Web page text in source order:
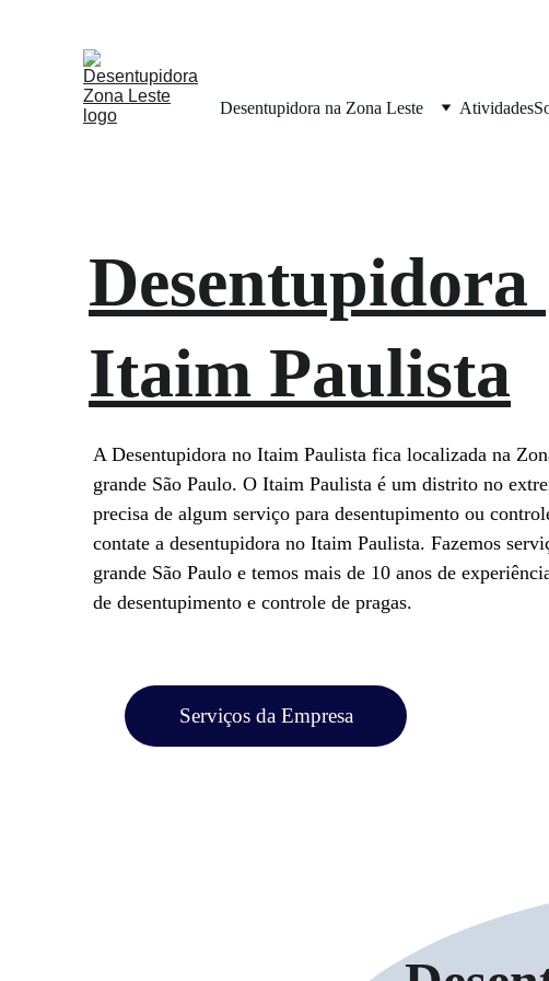
Desentupidora na Zona Leste Atividades
Desentupidora
Itaim Paulista
A Desentupidora no Itaim Paulista fica localizada na
grande São Paulo. O Itaim Paulista é um distrito no
precisa de algum serviço para desentupimento ou
contate a desentupidora no Itaim Paulista. Fazemos
grande São Paulo e temos mais de 10 anos de
de desentupimento e controle de pragas.
Serviços da Empresa